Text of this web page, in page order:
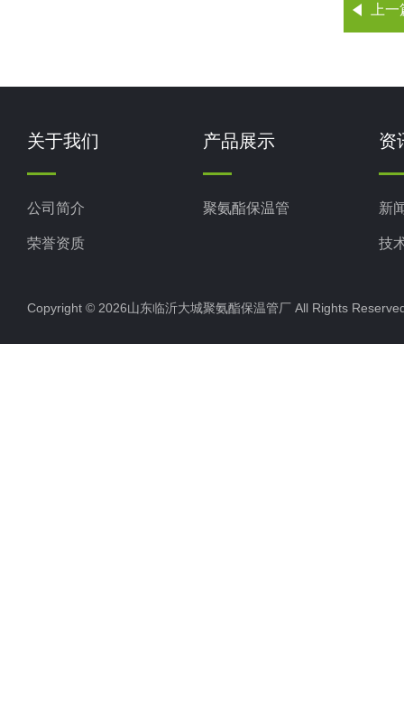
上
关于我们
公司简介
荣誉资质
产品展示
聚氨酯保温管
资
新
技
Copyright © 2026山东临沂大城聚氨酯保温管厂 All Rights